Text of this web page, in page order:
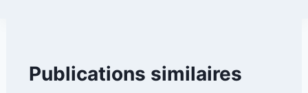
Publications similaires